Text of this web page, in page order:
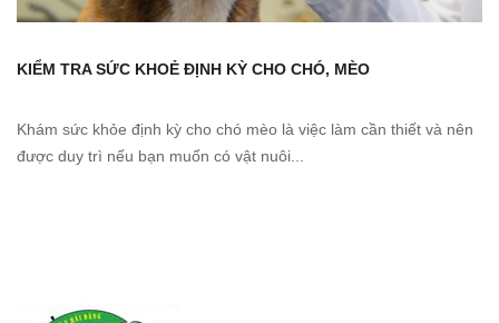
KIỂM TRA SỨC KHOẺ ĐỊNH KỲ CHO CHÓ, MÈO
Khám sức khỏe định kỳ cho chó mèo là việc làm cần thiết và nên
được duy trì nếu bạn muốn có vật nuôi...